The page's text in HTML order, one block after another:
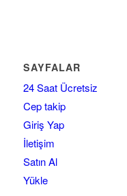
SAYFALAR
24 Saat Ücretsiz
Cep takip
Giriş Yap
İletişim
Satın Al
Yükle